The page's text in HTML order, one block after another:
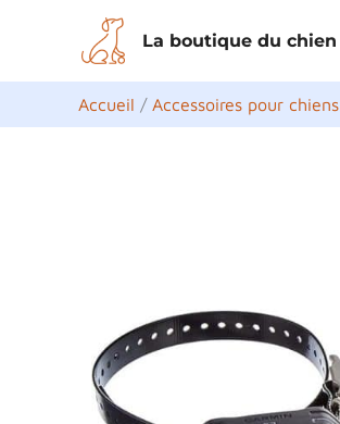
contenu
La boutique du chien
Accueil Accessoires pour chiens